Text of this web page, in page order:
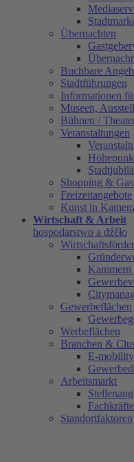
Übernachten
Buchbare
Stadtführungen
Informationen
Museen,
Bühnen /
Veranstaltungen
Shopping &
Freizeitangebote
Kunst in
Wirtschaft & Arbeit
hospodarstwo a dźěło
Kammern
Gewerbeflächen
Werbeflächen
Branchen &
E-mobility
Arbeitsmarkt
Standortfaktoren